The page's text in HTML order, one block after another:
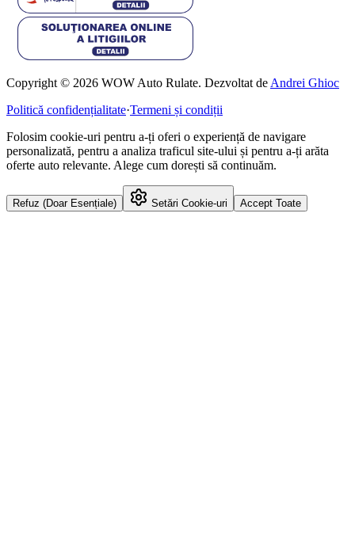
Copyright © 2026 WOW Auto Rulate. Dezvoltat de Andrei Ghioc
Politică confidențialitate·Termeni și condiții
Folosim cookie-uri pentru a-ți oferi o experiență de navigare
personalizată, pentru a analiza traficul site-ului și pentru a-ți arăta
oferte auto relevante. Alege cum dorești să continuăm.
Refuz (Doar Esențiale) Setări Cookie-uri Accept Toate